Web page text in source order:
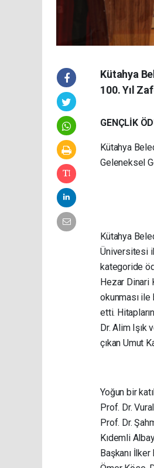
Kütahya
100. Yıl
GENÇLİK
Kütahya
Geleneksel
Kütahya
Üniversitesi
kategoride
Hezar Dinari
okunması
etti.
Dr. Alim Işık
çıkan Umut
Yoğun bir
Prof. Dr.
Prof. Dr.
Kıdemli
Başkanı